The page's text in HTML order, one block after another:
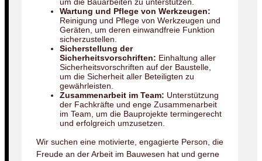
um die Bauarbeiten zu unterstützen.
Wartung und Pflege von Werkzeugen:
Reinigung und Pflege von Werkzeugen und
Geräten, um deren einwandfreie Funktion
sicherzustellen.
Sicherstellung der
Sicherheitsvorschriften: Einhaltung aller
Sicherheitsvorschriften auf der Baustelle,
um die Sicherheit aller Beteiligten zu
gewährleisten.
Zusammenarbeit im Team: Unterstützung
der Fachkräfte und enge Zusammenarbeit
im Team, um die Bauprojekte termingerecht
und erfolgreich umzusetzen.
Wir suchen eine motivierte, engagierte Person, die
Freude an der Arbeit im Bauwesen hat und gerne